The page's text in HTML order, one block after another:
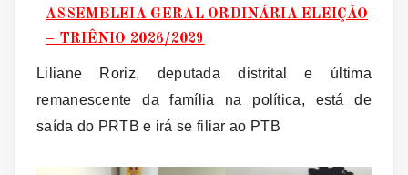
ASSEMBLEIA GERAL ORDINÁRIA ELEIÇÃO
– TRIÊNIO 2026/2029
Liliane Roriz, deputada distrital e última
remanescente da família na política, está de
saída do PRTB e irá se filiar ao PTB